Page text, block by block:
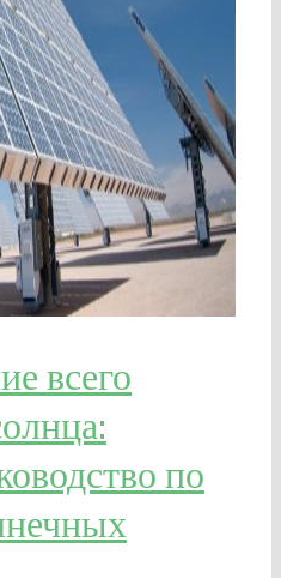
всего
по